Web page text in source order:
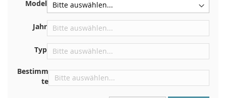
Zentrieren Sie es an der Trennwand unter der Haube
Direkt im Motorraum
Armaturenbrett
Model
Jahr
Typ
Bestimm
te